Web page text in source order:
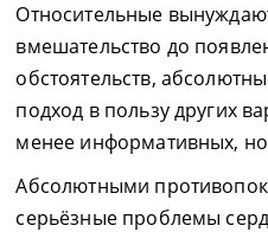
Относительные
вмешательство до
обстоятельств,
подход в пользу других
менее информативных,
Абсолютными
серьёзные проблемы